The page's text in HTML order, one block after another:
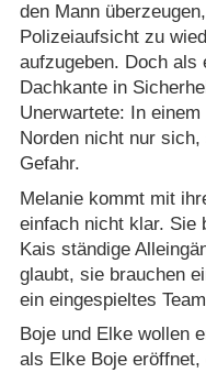
den Mann
Polizeiaufsicht zu
aufzugeben. Doch
Dachkante in
Unerwartete: In
Norden nicht nur
Gefahr.
Melanie kommt mit
einfach nicht klar. Sie
Kais ständige
glaubt, sie brauchen
ein eingespieltes
Boje und Elke wollen
als Elke Boje